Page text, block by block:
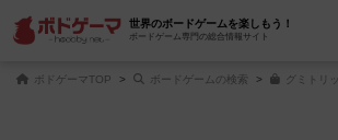
世界のボードゲームを楽しもう！
ボードゲーム専門の総合情報サイト
ボドゲーマTOP ボードゲームの検索 グミトリ